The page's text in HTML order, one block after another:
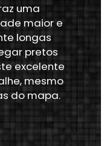
uma
maior e
longas
pretos
excelente
mesmo
do mapa.